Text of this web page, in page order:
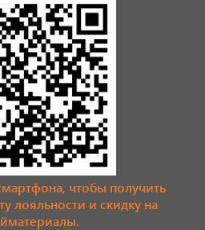
чтобы получить
лояльности и скидку на